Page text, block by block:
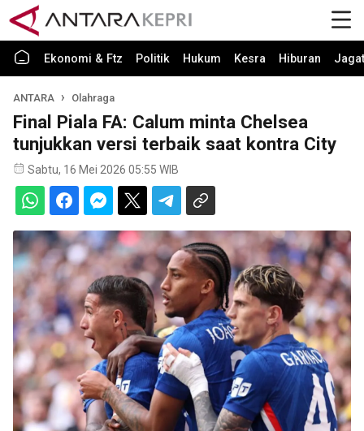
Ekonomi & Ftz Politik Hukum Kesra Hiburan Jagat
ANTARA Olahraga
Final Piala FA: Calum minta Chelsea
tunjukkan versi terbaik saat kontra City
Sabtu, 16 Mei 2026 05:55 WIB